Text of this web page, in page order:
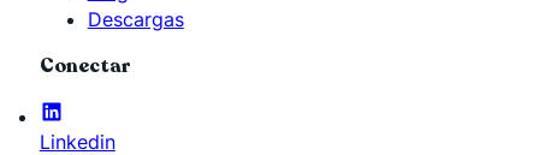
Descargas
Conectar
Linkedin